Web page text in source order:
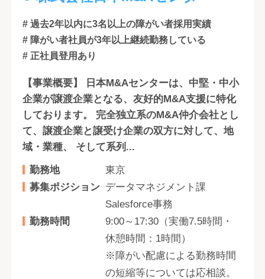
# 過去2年以内に3名以上の障がい者採用実績
# 障がい者社員が3年以上継続勤務している
# 正社員登用あり
【事業概要】 日本M&Aセンターは、中堅・中小
企業が譲渡企業となる、友好的M&A支援に特化
しております。 完全独立系のM&A仲介会社とし
て、譲渡企業と譲受け企業の双方に対して、地
域・業種、 そして系列...
勤務地
東京
募集ポジション データマネジメント課
Salesforce事務
勤務時間
9:00～17:30（実働7.5時間・
休憩時間：1時間）
※障がい配慮による勤務時間
の短縮等については応相談。